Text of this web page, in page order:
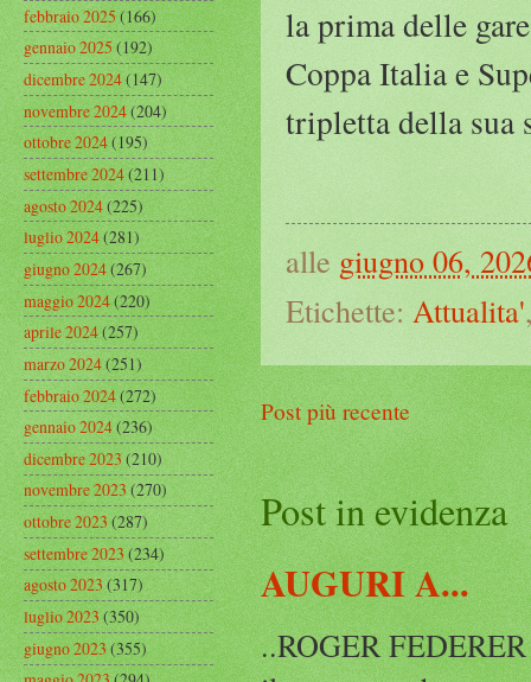
la prima delle
Coppa Italia e
tripletta della
alle giugno 06,
Etichette: Attualita'
Post più recente
Post in evidenza
AUGURI A...
..ROGER
febbraio 2025(166)
gennaio 2025(192)
dicembre 2024(147)
novembre 2024(204)
ottobre 2024(195)
settembre 2024(211)
agosto 2024(225)
luglio 2024(281)
giugno 2024(267)
maggio 2024(220)
aprile 2024(257)
marzo 2024(251)
febbraio 2024(272)
gennaio 2024(236)
dicembre 2023(210)
novembre 2023(270)
ottobre 2023(287)
settembre 2023(234)
agosto 2023(317)
luglio 2023(350)
giugno 2023(355)